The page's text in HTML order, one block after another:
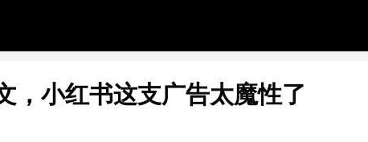
，小红书这支广告太魔性了